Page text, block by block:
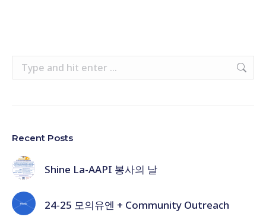
Search:
Recent Posts
Shine La-AAPI 봉사의 날
24-25 모의유엔 + Community Outreach